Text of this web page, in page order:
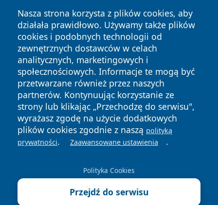
Nasza strona korzysta z plików cookies, aby
działała prawidłowo. Używamy także plików
cookies i podobnych technologii od
zewnętrznych dostawców w celach
analitycznych, marketingowych i
społecznościowych. Informacje te mogą być
przetwarzane również przez naszych
partnerów. Kontynuując korzystanie ze
strony lub klikając „Przechodzę do serwisu",
wyrażasz zgodę na użycie dodatkowych
plików cookies zgodnie z naszą polityką
prywatności. Zaawansowane ustawienia .
Polityka Cookies
Przejdź do serwisu
Copyright © 2026 e-starachowice.pl Wszystkie prawa
zastrzeżone.
News Autorzy
Polityka
Prywatności
Polityka
Cookies